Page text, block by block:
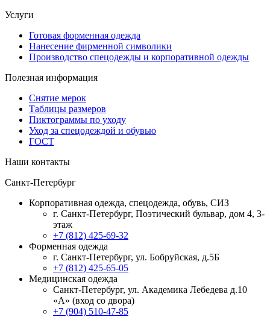
Услуги
Готовая форменная одежда
Нанесение фирменной символики
Производство спецодежды и корпоративной одежды
Полезная информация
Снятие мерок
Таблицы размеров
Пиктограммы по уходу
Уход за спецодеждой и обувью
ГОСТ
Наши контакты
Санкт-Петербург
Корпоративная одежда, спецодежда, обувь, СИЗ
г. Санкт-Петербург, Поэтический бульвар, дом 4, 3-
этаж
+7 (812) 425-69-32
Форменная одежда
г. Санкт-Петербург, ул. Бобруйская, д.5Б
+7 (812) 425-65-05
Медицинская одежда
Санкт-Петербург, ул. Академика Лебедева д.10
«А» (вход со двора)
+7 (904) 510-47-85